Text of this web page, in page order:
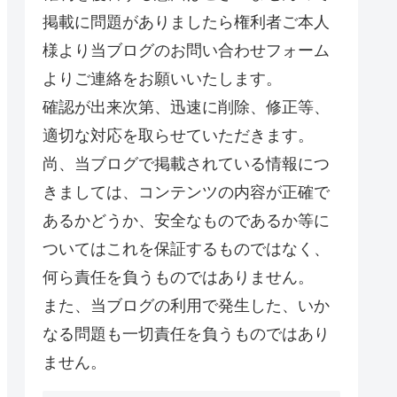
掲載に問題がありましたら権利者ご本人
様より当ブログのお問い合わせフォーム
よりご連絡をお願いいたします。
確認が出来次第、迅速に削除、修正等、
適切な対応を取らせていただきます。
尚、当ブログで掲載されている情報につ
きましては、コンテンツの内容が正確で
あるかどうか、安全なものであるか等に
ついてはこれを保証するものではなく、
何ら責任を負うものではありません。
また、当ブログの利用で発生した、いか
なる問題も一切責任を負うものではあり
ません。